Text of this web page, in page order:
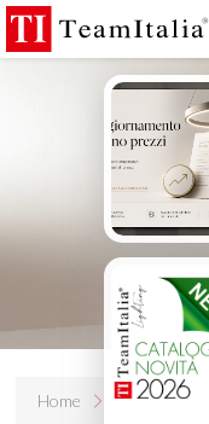
R
(513K)
CATALOGUE 2025(12M)
COMPANY PROFILE ITA
★Istruzioni
Home Prodotti